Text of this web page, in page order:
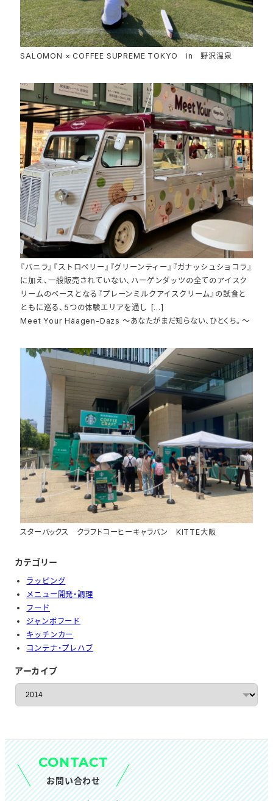
SALOMON × COFFEE SUPREME TOKYO in 野沢温泉
Meet Your Häagen-Dazs ～あなたがまだ知らない、ひとくち。～
『バニラ』『ストロベリー』『グリーンティー』『ガナッシュショコラ』
に加え、一般販売されていない、ハーゲンダッツの全てのアイスク
リームのベースとなる『プレーンミルクアイスクリーム』の試食と
ともに巡る、5つの体験エリアを通し […]
スターバックス クラフトコーヒーキャラバン KITTE大阪
カテゴリー
ラッピング
メニュー開発・調理
フード
ジャンボフード
キッチンカー
コンテナ・プレハブ
アーカイブ
ー
ブ
CONTACT
お問い合わせ